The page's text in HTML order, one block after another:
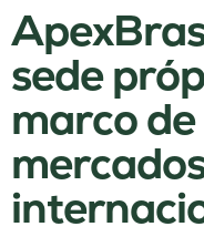
sede
marco